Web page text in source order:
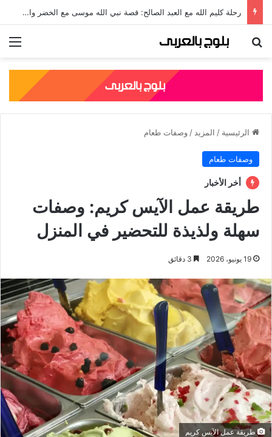
جلال الدين الرومي: قصته، نسبه، وأشهر مؤلفاته الصوفية
بحث عن
الرئيسية / المزيد / وصفات طعام
وصفات طعام
أخر الأخبار
طريقة عمل الآيس كريم: وصفات
سهلة ولذيذة للتحضير في المنزل
19 يونيو، 2026
طريقة عمل الآيس كريم